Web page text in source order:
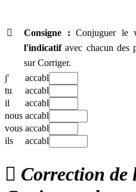
 Consigne : Conjuguer le
l'indicatifavec chacun des
sur Corriger.
j'
accabl
tu
accabl
il
accabl
nous accabl
vous accabl
ils
accabl
 Correction de